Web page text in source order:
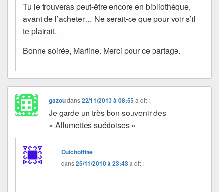
Tu le trouveras peut-être encore en bibliothèque,
avant de l’acheter… Ne serait-ce que pour voir s’il
te plairait.
Bonne soirée, Martine. Merci pour ce partage.
gazoudans22/11/2010 à 08:55 a dit :
Je garde un très bon souvenir des
« Allumettes suédoises »
Quichottine
dans25/11/2010 à 23:43a dit :